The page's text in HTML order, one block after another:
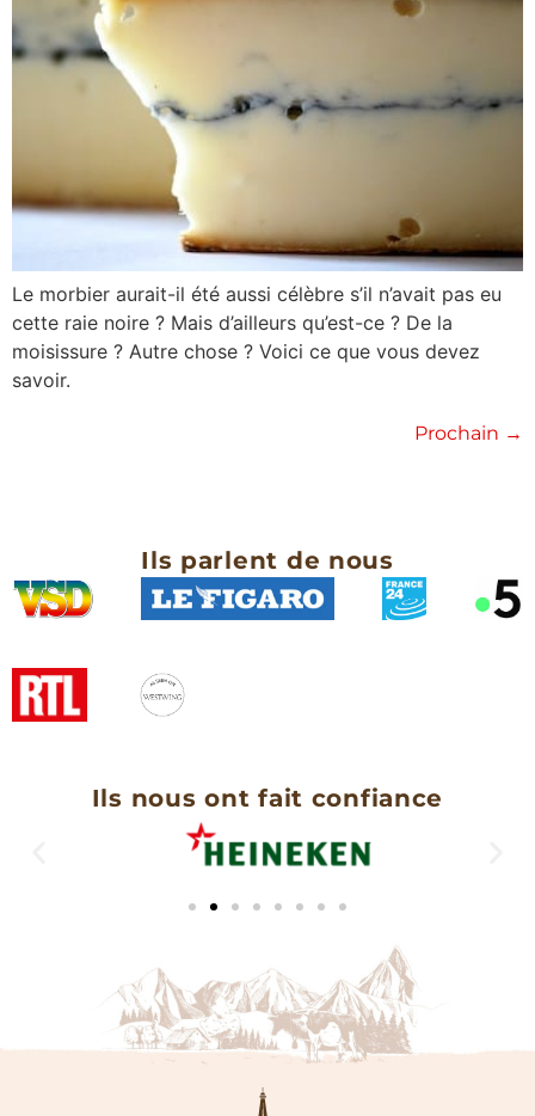
Le morbier aurait-il été aussi célèbre s’il n’avait pas eu
cette raie noire ? Mais d’ailleurs qu’est-ce ? De la
moisissure ? Autre chose ? Voici ce que vous devez
savoir.
Prochain →
Ils parlent de nous
Ils nous ont fait confiance